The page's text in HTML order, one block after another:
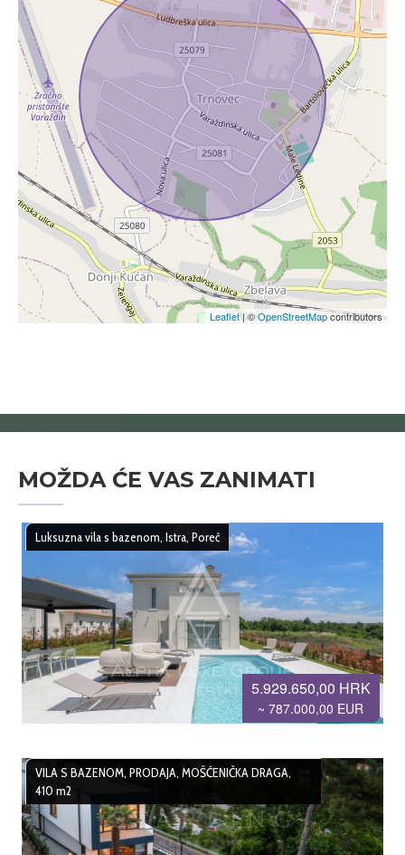
Leaflet| ©OpenStreetMapcontributors
MOŽDA ĆE VAS ZANIMATI
5.929.650,00 HRK
~ 787.000,00 EUR
Luksuzna vila s bazenom, Istra, Poreč
VILA S BAZENOM, PRODAJA, MOŠĆENIČKA DRAGA,
410 m2